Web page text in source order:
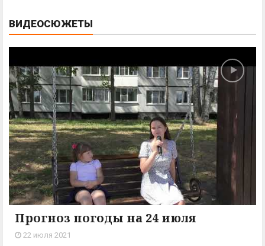
ВИДЕОСЮЖЕТЫ
Прогноз погоды на 24 июля
22 июля 2021